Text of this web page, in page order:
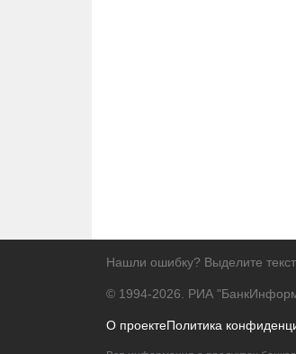
Нашли ошибку? Выделите
© 1994-2026. РИА
О проектеПолитика